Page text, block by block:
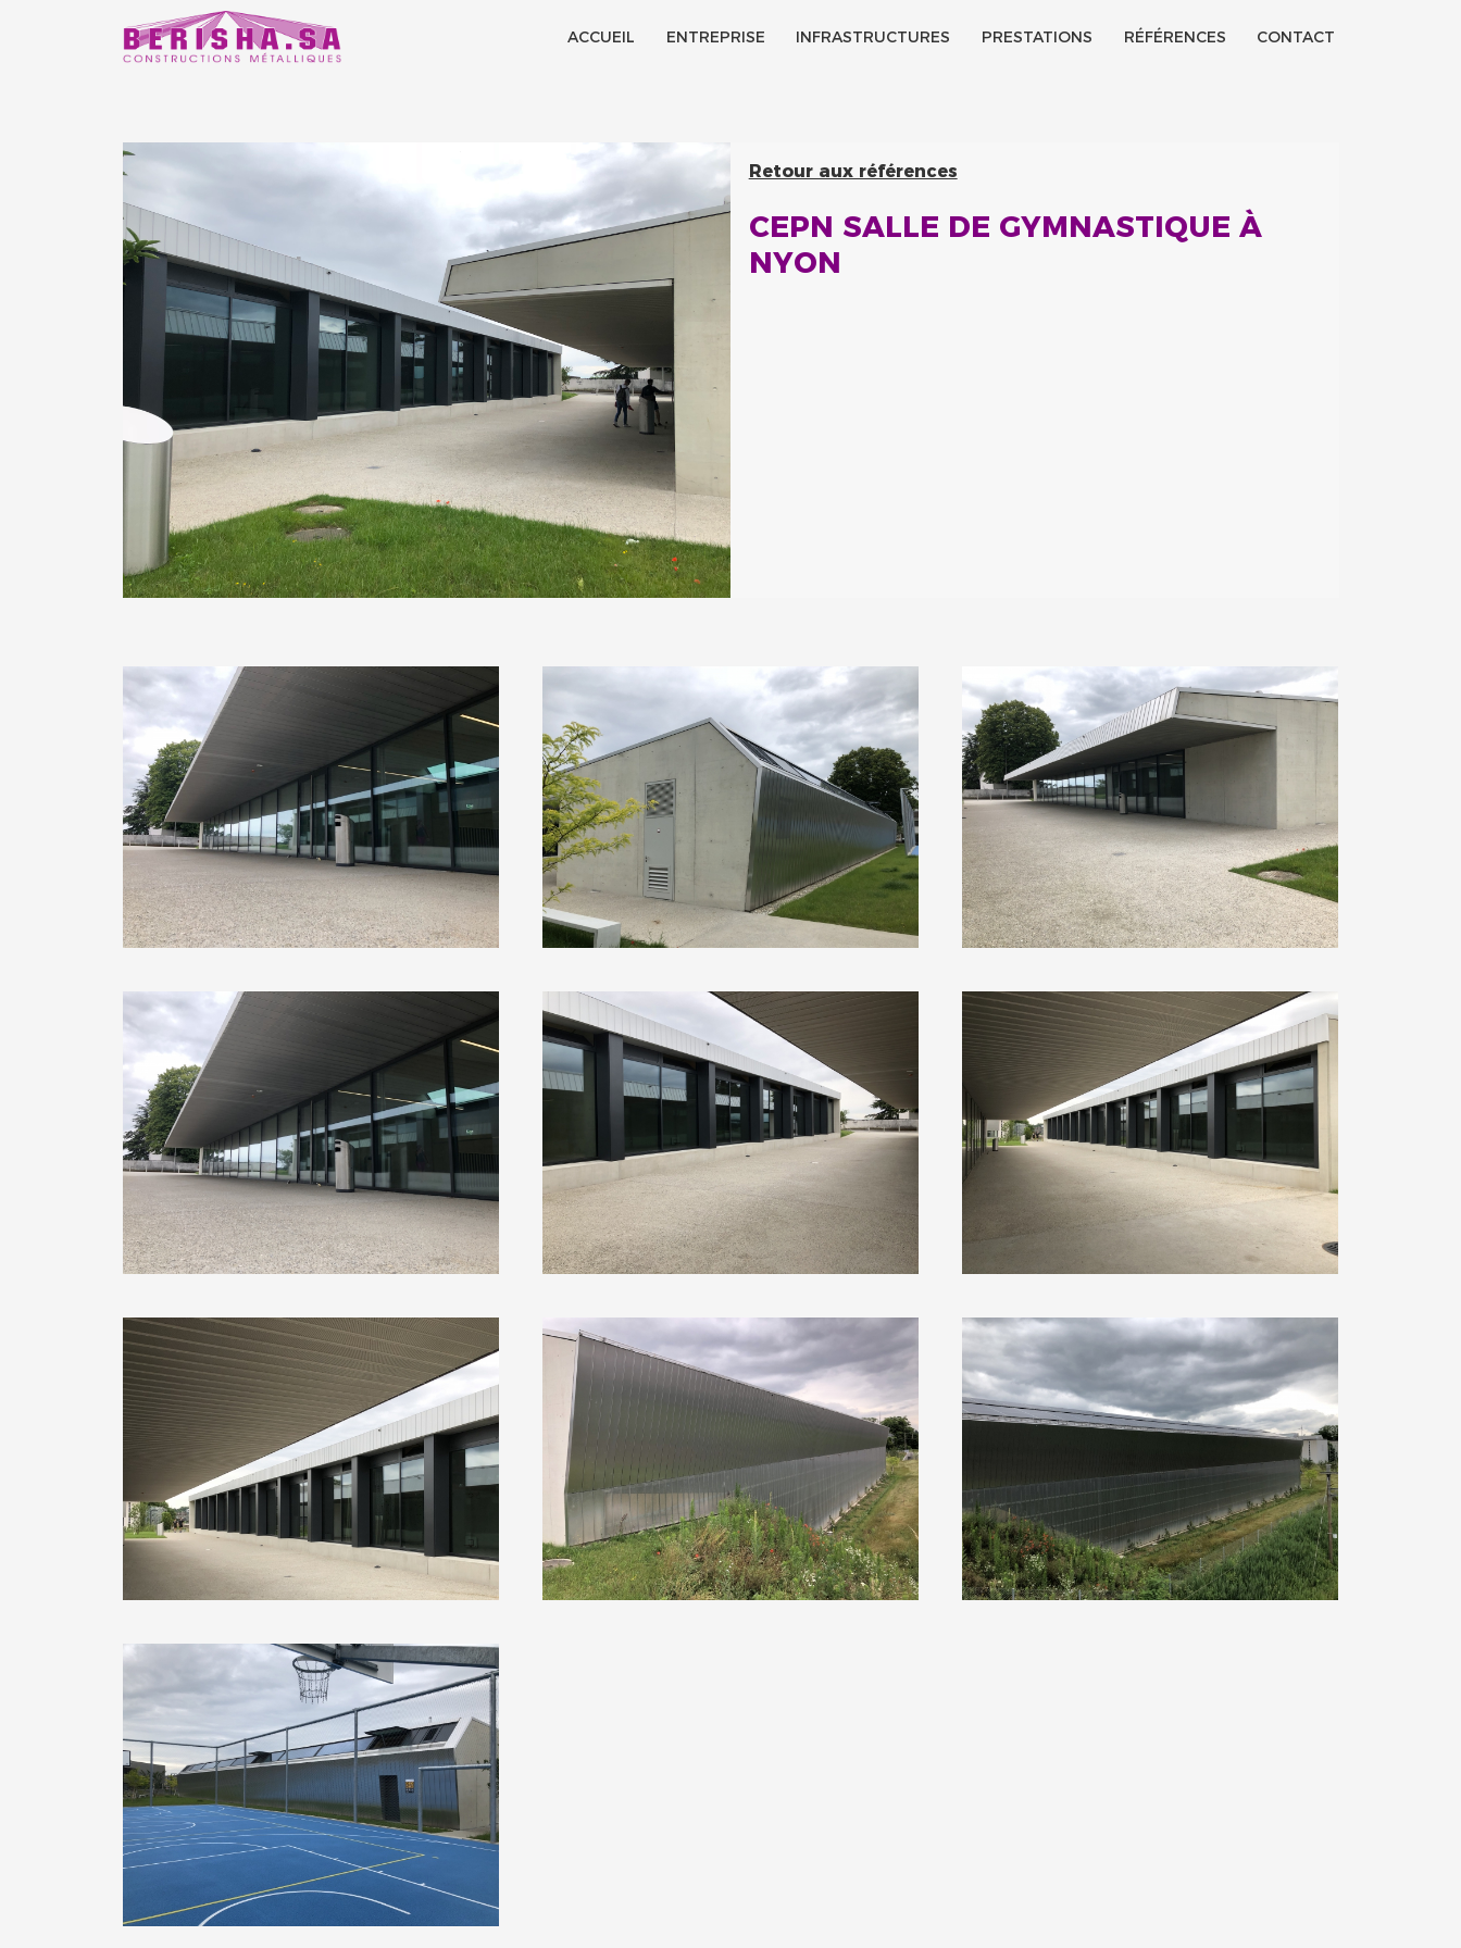
ACCUEIL ENTREPRISE
Jobs
INFRASTRUCTURES PRESTATIONS RÉFÉRENCES CONTACT
Retour aux références
CEPN SALLE DE GYMNASTIQUE À
NYON